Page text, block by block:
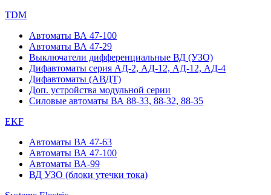
TDM
Автоматы ВА 47-100
Автоматы ВА 47-29
Выключатели дифференциальные ВД (УЗО)
Дифавтоматы серия АД-2, АД-12, АД-12, АД-4
Дифавтоматы (АВДТ)
Доп. устройства модульной серии
Силовые автоматы ВА 88-33, 88-32, 88-35
EKF
Автоматы ВА 47-63
Автоматы ВА 47-100
Автоматы ВА-99
ВД УЗО (блоки утечки тока)